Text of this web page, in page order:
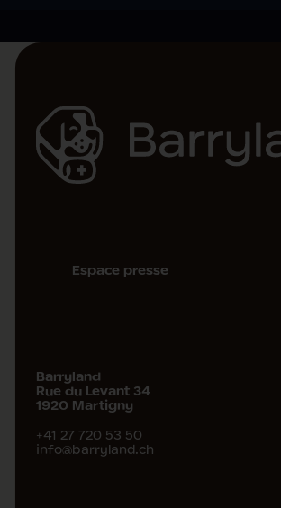
Espace presse
Barryland
Rue du Levant 34
1920 Martigny
+41 27 720 53 50
info@barryland.ch